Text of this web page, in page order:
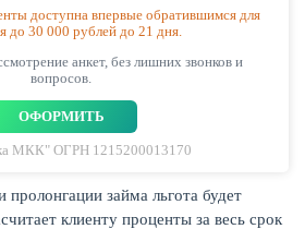
доступна впервые обратившимся для
до 30 000 рублей до 21 дня.
анкет, без лишних звонков и
вопросов.
ОФОРМИТЬ
МКК" ОГРН 1215200013170
займа льгота будет
клиенту проценты за весь срок